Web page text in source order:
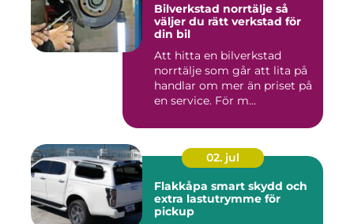
Bilverkstad norrtälje så
väljer du rätt verkstad för
din bil
Att hitta en bilverkstad
norrtälje som går att lita på
handlar om mer än priset på
en service. För m...
02. jul
Flakkåpa smart skydd och
extra lastutrymme för
pickup